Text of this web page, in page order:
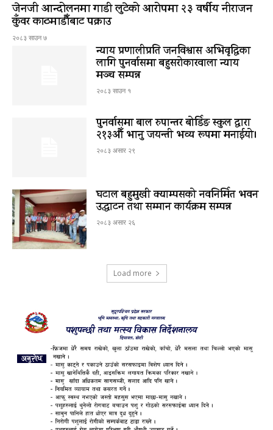
जेनजी आन्दोलनमा गाडी लुटेको आरोपमा २३ वर्षीय नीराजन
कुँवर काठमाडौँबाट पक्राउ
२०८३ साउन ७
न्याय प्रणालीप्रति जनविश्वास अभिवृद्धिका
लागि पुनर्वासमा बहुसरोकारवाला न्याय
मञ्च सम्पन्न
२०८३ साउन १
पुनर्वासमा बाल रुपान्तर बोर्डिङ स्कुल द्धारा
२१३औँ भानु जयन्ती भव्य रूपमा मनाईयो।
२०८३ असार २९
घटाल बहुमुखी क्याम्पसको नवनिर्मित भवन
उद्घाटन तथा सम्मान कार्यक्रम सम्पन्न
२०८३ असार २६
Load more